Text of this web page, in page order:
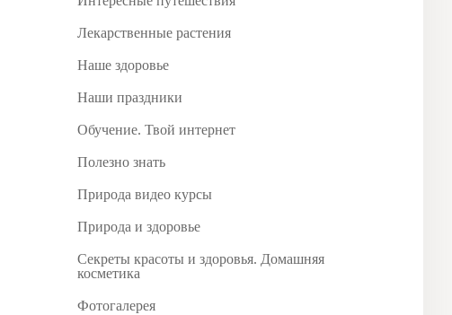
Лекарственные растения
Наше здоровье
Наши праздники
Обучение. Твой интернет
Полезно знать
Природа видео курсы
Природа и здоровье
Секреты красоты и здоровья. Домашняя
косметика
Фотогалерея